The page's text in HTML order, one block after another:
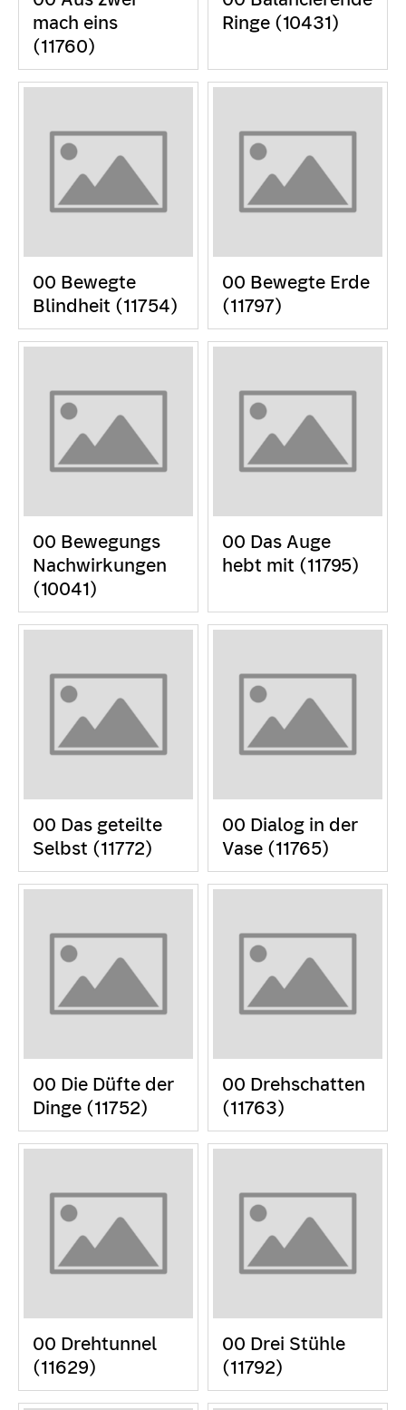
mach eins
(11760)
Ringe (10431)
00 Bewegte
Blindheit (11754)
00 Bewegte Erde
(11797)
00 Bewegungs
Nachwirkungen
(10041)
00 Das Auge
hebt mit (11795)
00 Das geteilte
Selbst (11772)
00 Dialog in der
Vase (11765)
00 Die Düfte der
Dinge (11752)
00 Drehschatten
(11763)
00 Drehtunnel
(11629)
00 Drei Stühle
(11792)